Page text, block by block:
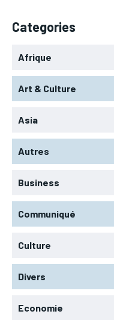
Categories
Afrique
Art & Culture
Asia
Autres
Business
Communiqué
Culture
Divers
Economie